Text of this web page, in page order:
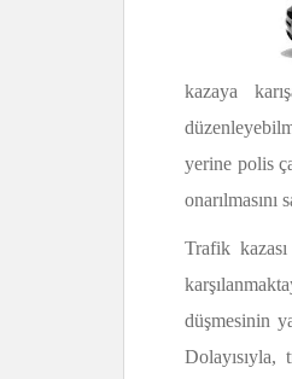
kazaya
yerine polis
Trafik
düşmesinin
Dolayısıyla,